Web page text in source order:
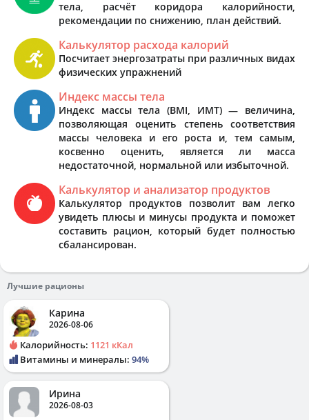
тела, расчёт коридора калорийности,
рекомендации по снижению, план действий.
Калькулятор расхода калорий
Посчитает энергозатраты при различных видах
физических упражнений
Индекс массы тела
Индекс массы тела (BMI, ИМТ) — величина,
позволяющая оценить степень соответствия
массы человека и его роста и, тем самым,
косвенно оценить, является ли масса
недостаточной, нормальной или избыточной.
Калькулятор и анализатор продуктов
Калькулятор продуктов позволит вам легко
увидеть плюсы и минусы продукта и поможет
составить рацион, который будет полностью
сбалансирован.
Лучшие рационы
Карина
2026-08-06
Калорийность: 1121 кКал
Витамины и минералы: 94%
Ирина
2026-08-03